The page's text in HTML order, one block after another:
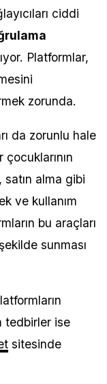
ciddi
Platformlar,
zorunda.
da zorunlu hale
satın alma gibi
ve kullanım
bu araçları
sunması
tedbirler ise
sitesinde